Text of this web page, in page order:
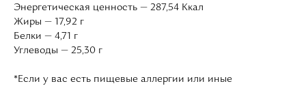
Энергетическая ценность — 287,54 Ккал
Жиры — 17,92 г
Белки — 4,71 г
Углеводы — 25,30 г
*Если у вас есть пищевые аллергии или иные